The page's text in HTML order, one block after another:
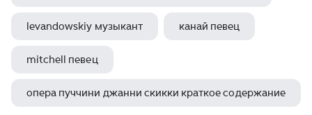
levandowskiy музыкант канай певец
mitchell певец
опера пуччини джанни скикки краткое содержание